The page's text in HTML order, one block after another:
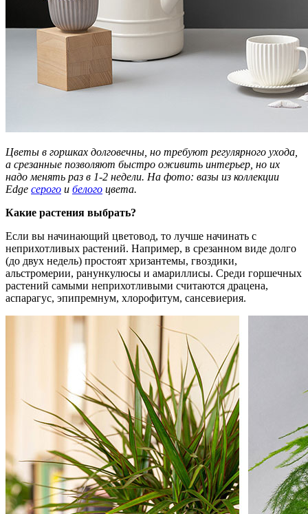
Цветы в горшках долговечны, но требуют регулярного ухода,
а срезанные позволяют быстро оживить интерьер, но их
надо менять раз в 1-2 недели. На фото: вазы из коллекции
Edge серого и белого цвета.
Какие растения выбрать?
Если вы начинающий цветовод, то лучше начинать с
неприхотливых растений. Например, в срезанном виде долго
(до двух недель) простоят хризантемы, гвоздики,
альстромерии, ранункулюсы и амариллисы. Среди горшечных
растений самыми неприхотливыми считаются драцена,
аспарагус, эпипремнум, хлорофитум, сансевиерия.